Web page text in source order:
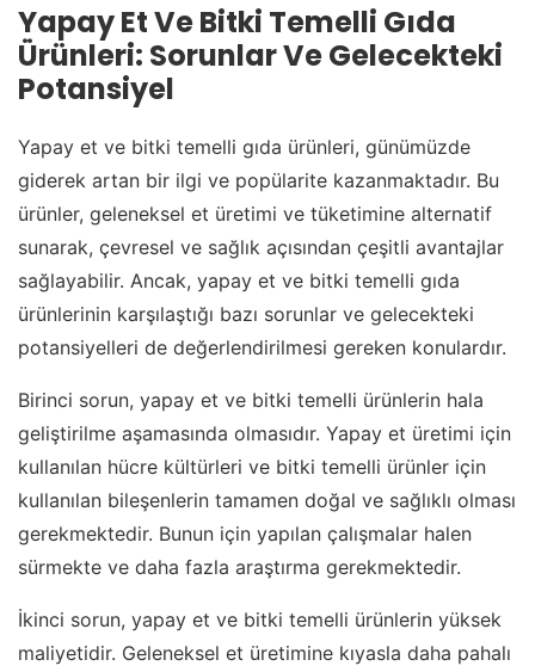
Yapay Et Ve Bitki Temelli Gıda
Ürünleri: Sorunlar Ve Gelecekteki
Potansiyel
Yapay et ve bitki temelli gıda ürünleri, günümüzde
giderek artan bir ilgi ve popülarite kazanmaktadır. Bu
ürünler, geleneksel et üretimi ve tüketimine alternatif
sunarak, çevresel ve sağlık açısından çeşitli avantajlar
sağlayabilir. Ancak, yapay et ve bitki temelli gıda
ürünlerinin karşılaştığı bazı sorunlar ve gelecekteki
potansiyelleri de değerlendirilmesi gereken konulardır.
Birinci sorun, yapay et ve bitki temelli ürünlerin hala
geliştirilme aşamasında olmasıdır. Yapay et üretimi için
kullanılan hücre kültürleri ve bitki temelli ürünler için
kullanılan bileşenlerin tamamen doğal ve sağlıklı olması
gerekmektedir. Bunun için yapılan çalışmalar halen
sürmekte ve daha fazla araştırma gerekmektedir.
İkinci sorun, yapay et ve bitki temelli ürünlerin yüksek
maliyetidir. Geleneksel et üretimine kıyasla daha pahalı